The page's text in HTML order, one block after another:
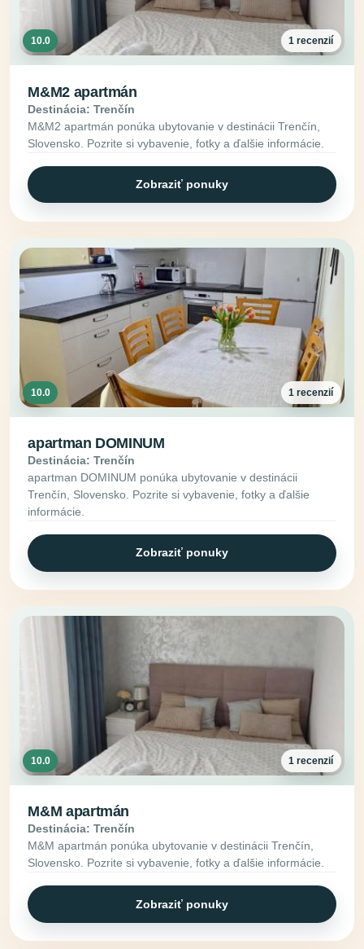
10.0 1 recenzií
M&M2 apartmán
Destinácia: Trenčín
M&M2 apartmán ponúka ubytovanie v destinácii Trenčín,
Slovensko. Pozrite si vybavenie, fotky a ďalšie informácie.
Zobraziť ponuky
10.0 1 recenzií
apartman DOMINUM
Destinácia: Trenčín
apartman DOMINUM ponúka ubytovanie v destinácii
Trenčín, Slovensko. Pozrite si vybavenie, fotky a ďalšie
informácie.
Zobraziť ponuky
10.0 1 recenzií
M&M apartmán
Destinácia: Trenčín
M&M apartmán ponúka ubytovanie v destinácii Trenčín,
Slovensko. Pozrite si vybavenie, fotky a ďalšie informácie.
Zobraziť ponuky